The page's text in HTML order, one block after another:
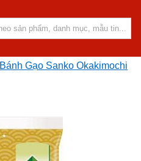
Bánh Gạo Sanko Okakimochi